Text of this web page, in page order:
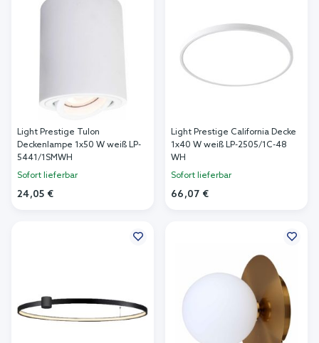
Light Prestige Tulon
Deckenlampe 1x50 W weiß LP-
5441/1SMWH
Sofort lieferbar
24,05 €
Light Prestige California Decke
1x40 W weiß LP-2505/1C-48
WH
Sofort lieferbar
66,07 €